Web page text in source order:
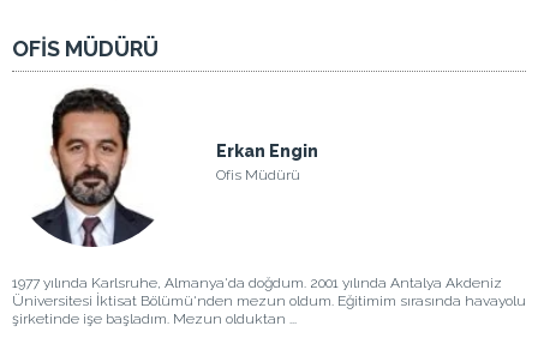
OFİS MÜDÜRÜ
Erkan Engin
Ofis Müdürü
1977 yılında Karlsruhe, Almanya'da doğdum. 2001 yılında Antalya Akdeniz
Üniversitesi İktisat Bölümü'nden mezun oldum. Eğitimim sırasında havayolu
şirketinde işe başladım. Mezun olduktan ...